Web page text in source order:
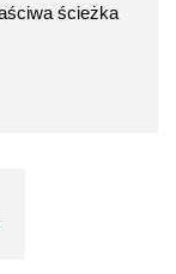
ścieżka